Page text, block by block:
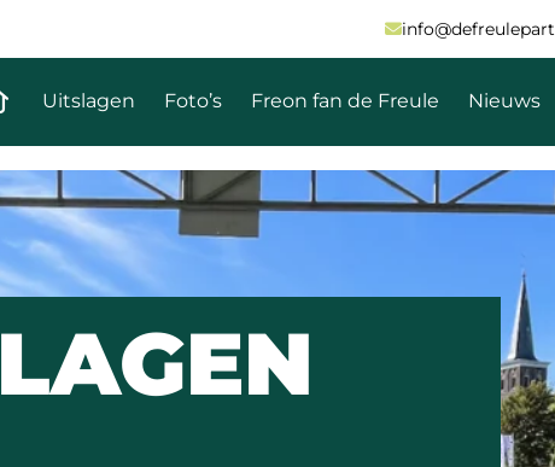
Naar de homepagina
Uitslagen Foto’s Freon fan de Freule Nieuws